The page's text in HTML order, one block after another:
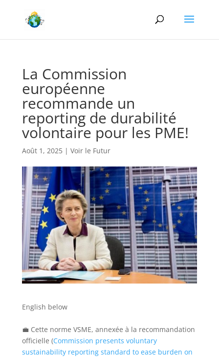
La Commission
européenne
recommande un
reporting de durabilité
volontaire pour les PME!
Août 1, 2025| Voir le Futur
English below
💼 Cette norme VSME, annexée à la recommandation
officielle (Commission presents voluntary
sustainability reporting standard to ease burden on